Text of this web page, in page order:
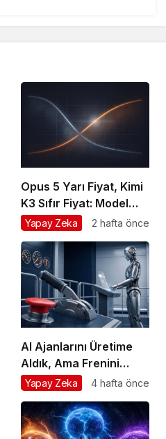
Opus 5 Yarı Fiyat, Kimi
K3 Sıfır Fiyat: Model
Artık Rekabet Avantajın
Yapay Zeka 2 hafta önce
AI Ajanlarını Üretime
Aldık, Ama Frenini
Takmayı Unuttuk
Yapay Zeka 4 hafta önce